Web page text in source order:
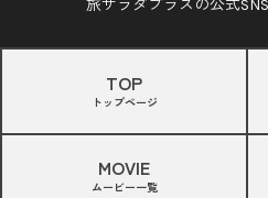
旅サラダプラスの公式
TOP
トップページ
MOVIE
ムービー一覧